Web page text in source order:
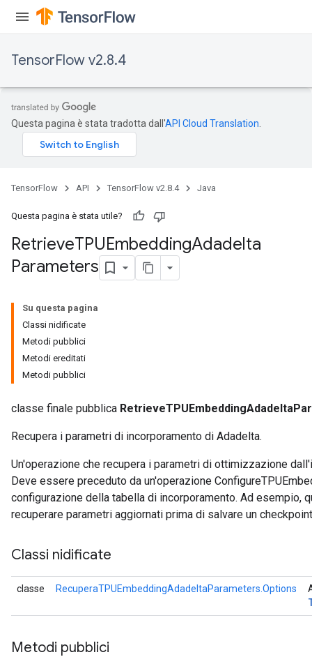
TensorFlow v2.8.4
Questa pagina è stata tradotta dall'API Cloud Translation
TensorFlow API TensorFlow v2.8.4 Java
Questa pagina è stata utile?
RetrieveTPUEmbeddingAdadelta
Parameters
Su questa pagina
Classi nidificate
Metodi pubblici
Metodi ereditati
Metodi pubblici
classe finale pubblica
Recupera i parametri di incorporamento di Adadelta.
Un'operazione che recupera i parametri di ottimizzazione
Deve essere preceduto da un'operazione
configurazione della tabella di incorporamento. Ad esempio,
recuperare parametri aggiornati prima di salvare un
Classi nidificate
classe RecuperaTPUEmbeddingAdadeltaParameters.Options
Metodi pubblici